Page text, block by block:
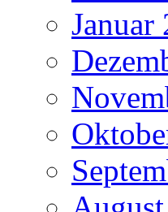
Januar